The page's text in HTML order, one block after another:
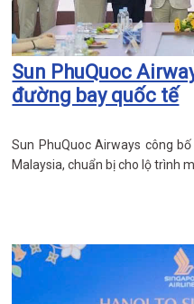
Sun PhuQuoc
đường bay quốc tế
Sun PhuQuoc Airways công
Malaysia, chuẩn bị cho lộ trình